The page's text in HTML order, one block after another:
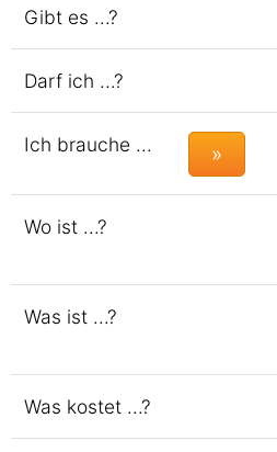
Gibt es ...?
Darf ich ...?
Ich brauche ... »
Wo ist ...?
Was ist ...?
Was kostet ...?